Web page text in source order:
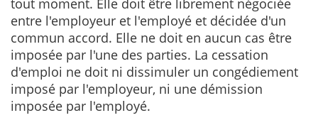
entre l'employeur et l'employé et décidée d'un
commun accord. Elle ne doit en aucun cas être
imposée par l'une des parties. La cessation
d'emploi ne doit ni dissimuler un congédiement
imposé par l'employeur, ni une démission
imposée par l'employé.